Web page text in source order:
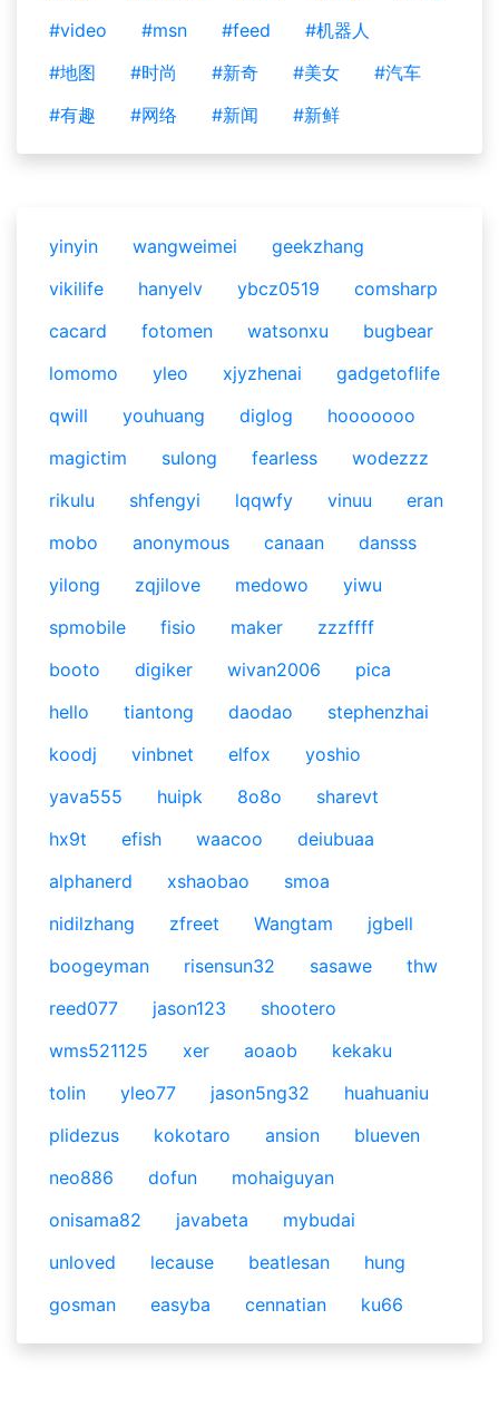
#video
#msn #feed
#机器人
#地图
#时尚 #新奇 #美女
#汽车
#有趣
#网络 #新闻 #新鲜
yinyin wangweimei
geekzhang
vikilife
hanyelv ybcz0519
comsharp
cacard
fotomen watsonxu
bugbear
lomomo
yleo xjyzhenai
gadgetoflife
qwill
youhuang diglog
hooooooo
magictim
sulong fearless
wodezzz
rikulu
shfengyi lqqwfy vinuu
eran
mobo
anonymous canaan
dansss
yilong
zqjilove medowo
yiwu
spmobile
fisio maker
zzzffff
booto
digiker wivan2006
pica
hello
tiantong daodao
stephenzhai
koodj
vinbnet elfox
yoshio
yava555
huipk 8o8o
sharevt
hx9t
efish waacoo
deiubuaa
alphanerd
xshaobao
smoa
nidilzhang
zfreet Wangtam
jgbell
boogeyman
risensun32 sasawe
thw
reed077
jason123
shootero
wms521125
xer aoaob
kekaku
tolin
yleo77 jason5ng32
huahuaniu
plidezus
kokotaro ansion
blueven
neo886
dofun
mohaiguyan
onisama82
javabeta
mybudai
unloved
lecause beatlesan
hung
gosman
easyba cennatian ku66